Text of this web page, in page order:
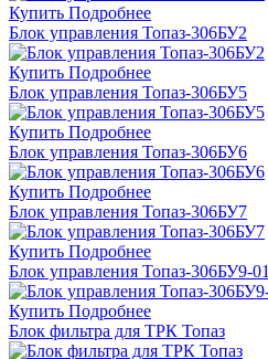
Купить Подробнее
Блок управления Топаз-306БУ2
Купить Подробнее
Блок управления Топаз-306БУ5
Купить Подробнее
Блок управления Топаз-306БУ6
Купить Подробнее
Блок управления Топаз-306БУ7
Купить Подробнее
Блок управления Топаз-306БУ9-01
Купить Подробнее
Блок фильтра для ТРК Топаз